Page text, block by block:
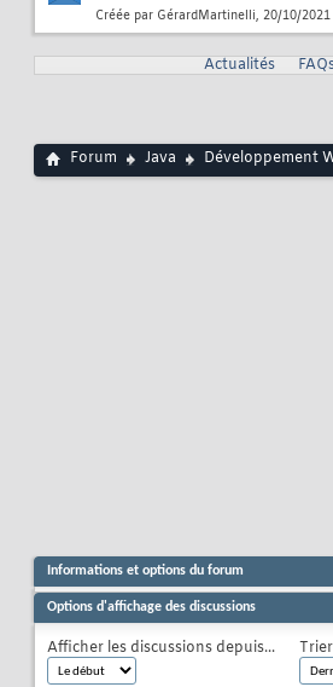
Créée par GérardMartinelli, 20/10/2021
Actualités
Forum Java Développement
Informations et options du forum
Options d'affichage des discussions
Afficher les discussions depuis...